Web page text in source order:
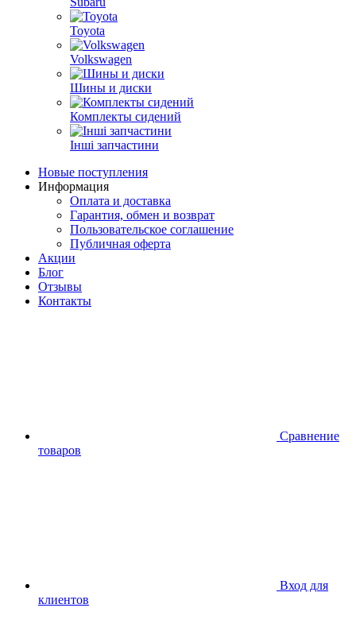
Toyota
Volkswagen
Шины и диски
Комплекты сидений
Інші запчастини
Новые поступления
Информация
Оплата и доставка
Гарантия, обмен и возврат
Пользовательское соглашение
Публичная оферта
Акции
Блог
Отзывы
Контакты
Сравнение
товаров
Вход для
клиентов